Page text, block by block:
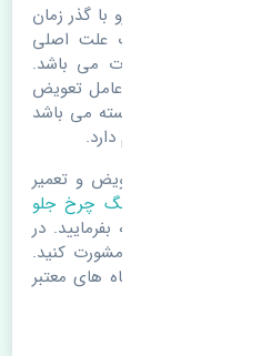
بلبرینگ چرخ جلو ABS پژو 407 چین. قطعات خودرو با گذر زمان
اغلب اوقات علت اصلی
مستحلک شدن قطعات می باشد.
نیز می تواند عامل تعویض
ای به هم پیوسته می باشد
دیگر تاثیر مستقیم دارد.
زمان نسبت به تعویض و تعمیر
زمان
خرید بلبرینگ چرخ جلو
قطعات بسیار توجه بفرمایید. در
در این زمینه مشورت کنید.
یدکی را از فروشگاه های معتبر